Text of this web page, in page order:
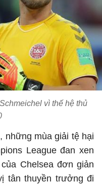
vì thế hệ thủ
những mùa giải tệ hại
League đan xen
Chelsea đơn giản
tân thuyền trưởng đi